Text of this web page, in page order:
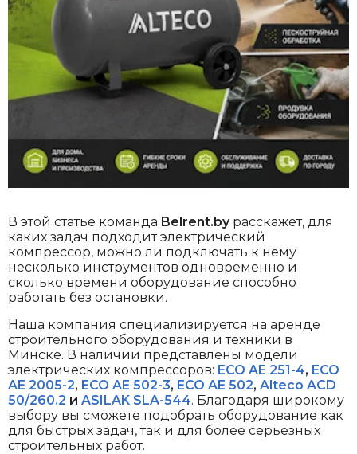
В этой статье команда Belrent.byрасскажет, для
каких задач подходит электрический
компрессор, можно ли подключать к нему
несколько инструментов одновременно и
сколько времени оборудование способно
работать без остановки.
Наша компания специализируется на аренде
строительного оборудования и техники в
Минске. В наличии представлены модели
электрических компрессоров: ECO AE 251-4, ECO
AE 2005-2, ECO AE 502-3, ECO AE 502, Alteco ACD
50/260.2 и ASILAK SLA-544. Благодаря широкому
выбору вы сможете подобрать оборудование как
для быстрых задач, так и для более серьезных
строительных работ.